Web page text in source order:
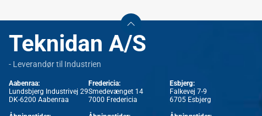
Teknidan A/S
- Leverandør til Industrien
Aabenraa:
Lundsbjerg Industrivej 29
DK-6200 Aabenraa
Fredericia:
Smedevænget 14
7000 Fredericia
Esbjerg:
Falkevej 7-9
6705 Esbjerg